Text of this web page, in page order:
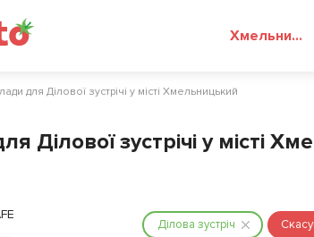
Хмельницький
для Ділової зустрічі у місті Хмельницький
Ділової зустрічі у місті
Ділова зустріч